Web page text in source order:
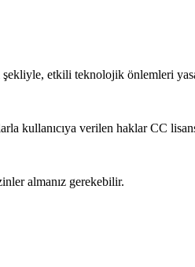
etkili teknolojik önlemleri
kullanıcıya verilen haklar CC
almanız gerekebilir.